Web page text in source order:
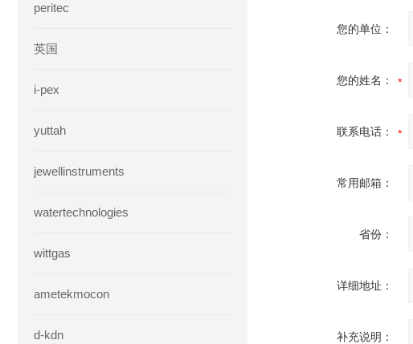
peritec
英国
i-pex
yuttah
jewellinstruments
watertechnologies
wittgas
ametekmocon
d-kdn
您的单位：
您的姓名：
联系电话：
常用邮箱：
省份：
详细地址：
补充说明：